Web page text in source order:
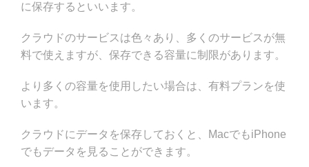
に保存するといいます。
クラウドのサービスは色々あり、多くのサービスが無
料で使えますが、保存できる容量に制限があります。
より多くの容量を使用したい場合は、有料プランを使
います。
クラウドにデータを保存しておくと、MacでもiPhone
でもデータを見ることができます。